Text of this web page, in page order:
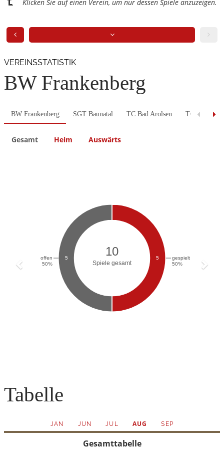
Klicken Sie auf einen Verein, um nur dessen Spiele anzuzeigen.
VEREINSSTATISTIK
BW Frankenberg
BW Frankenberg SGT Baunatal TC Bad Arolsen TC Niddatal
Gesamt Heim Auswärts
Tabelle
JAN JUN JUL AUG SEP
Gesamttabelle